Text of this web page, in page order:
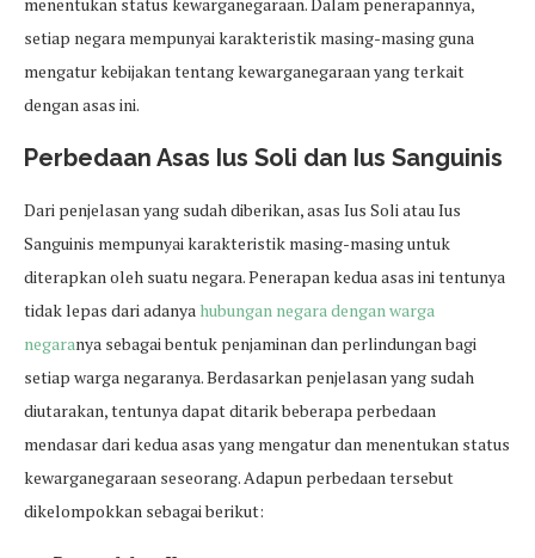
setiap negara mempunyai karakteristik masing-masing guna
mengatur kebijakan tentang kewarganegaraan yang terkait
dengan asas ini.
Perbedaan Asas Ius Soli dan Ius Sanguinis
Dari penjelasan yang sudah diberikan, asas Ius Soli atau Ius
Sanguinis mempunyai karakteristik masing-masing untuk
diterapkan oleh suatu negara. Penerapan kedua asas ini tentunya
tidak lepas dari adanya hubungan negara dengan warga
negaranya sebagai bentuk penjaminan dan perlindungan bagi
setiap warga negaranya. Berdasarkan penjelasan yang sudah
diutarakan, tentunya dapat ditarik beberapa perbedaan
mendasar dari kedua asas yang mengatur dan menentukan status
kewarganegaraan seseorang. Adapun perbedaan tersebut
dikelompokkan sebagai berikut: